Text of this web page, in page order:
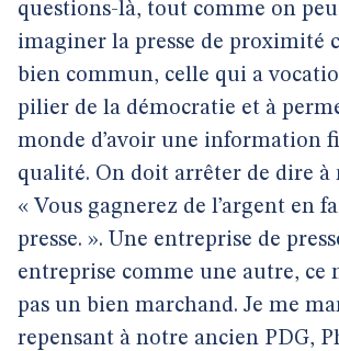
questions-là, tout comme on
imaginer la presse de proximité
bien commun, celle qui a
pilier de la démocratie et à
monde d’avoir une information
qualité. On doit arrêter de dire à
« Vous gagnerez de l’argent en
presse. ». Une entreprise de
entreprise comme une autre, ce
pas un bien marchand. Je me
repensant à notre ancien PDG,